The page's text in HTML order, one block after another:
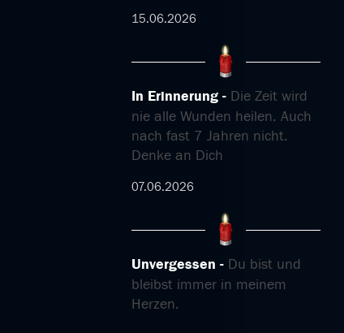
15.06.2026
In Erinnerung
Die Zeit wird
nie alle Wunden heilen. Auch
nach fast 7 Jahren nicht.
Denke an Dich
07.06.2026
Unvergessen
Du bist und
bleibst immer in meinem
Herzen.